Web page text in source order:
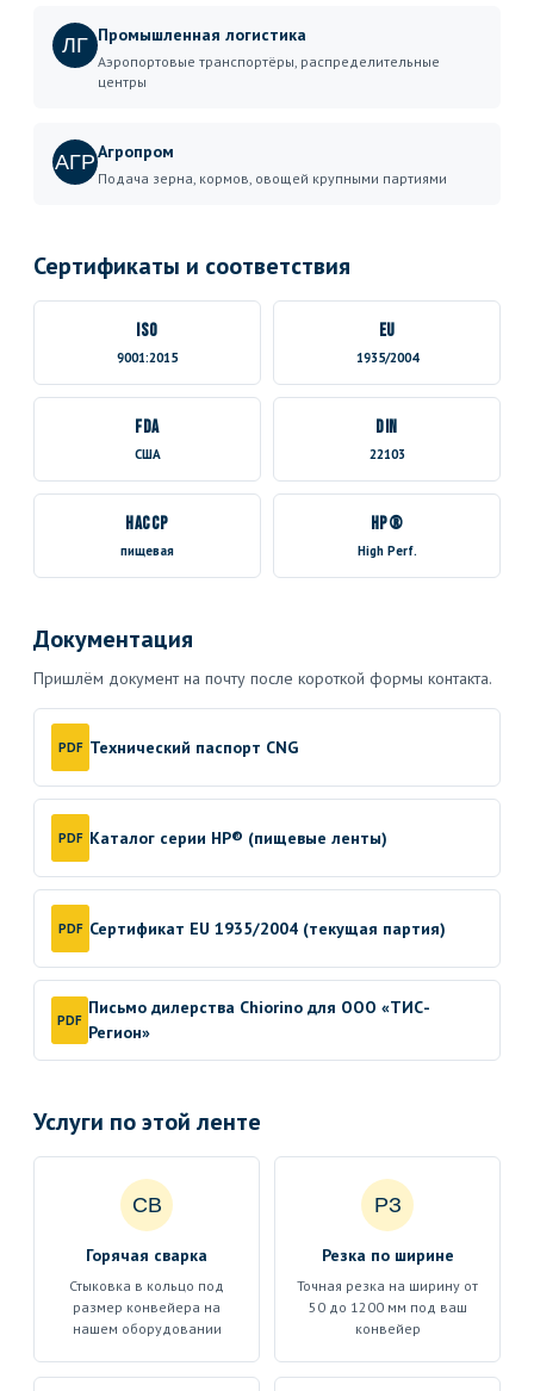
ЛГ Промышленная логистика
Аэропортовые транспортёры, распределительные
центры
АГРАгропром
Подача зерна, кормов, овощей крупными партиями
Сертификаты и соответствия
ISO
9001:2015
EU
1935/2004
FDA
США
DIN
22103
HACCP
пищевая
HP®
High Perf.
Документация
Пришлём документ на почту после короткой формы контакта.
PDF Технический паспорт CNG
PDF Каталог серии HP® (пищевые ленты)
PDF Сертификат EU 1935/2004 (текущая партия)
PDF
Письмо дилерства Chiorino для ООО «ТИС-
Регион»
Услуги по этой ленте
СВ
Горячая сварка
Стыковка в кольцо под
размер конвейера на
нашем оборудовании
РЗ
Резка по ширине
Точная резка на ширину от
50 до 1200 мм под ваш
конвейер